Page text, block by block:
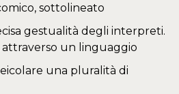
sottolineato
gestualità degli interpreti.
attraverso un linguaggio
una pluralità di